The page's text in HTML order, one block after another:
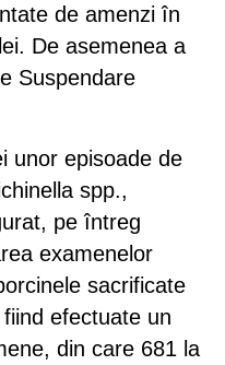
de amenzi în
De asemenea a
Suspendare
unor episoade de
spp.,
pe întreg
examenelor
sacrificate
efectuate un
din care 681 la